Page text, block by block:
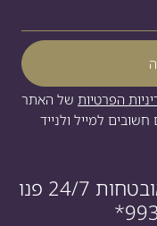
הפרטיות של האתר
למייל ולנייד
לשמירת נכסיכם בכספות מאובטחות 24/7 פנו